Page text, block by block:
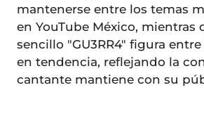
mantenerse entre los temas
en YouTube México, mientras
sencillo "GU3RR4" figura
en tendencia, reflejando la
cantante mantiene con su